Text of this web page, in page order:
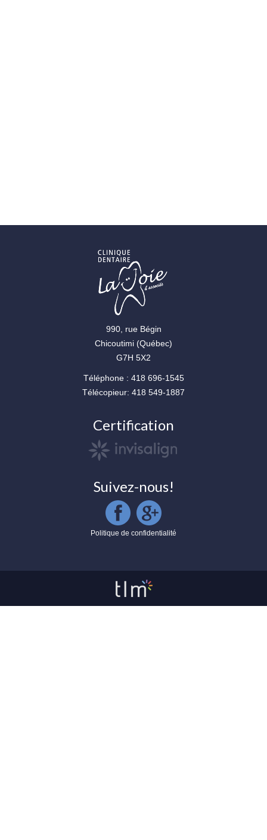
990, rue Bégin
Chicoutimi (Québec)
G7H 5X2
Téléphone : 418 696-1545
Télécopieur: 418 549-1887
Certification
Suivez-nous!
Politique de confidentialité